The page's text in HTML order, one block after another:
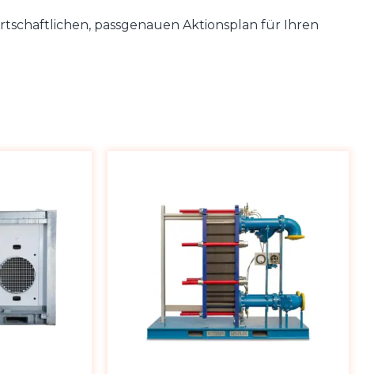
passgenauen Aktionsplan für Ihren